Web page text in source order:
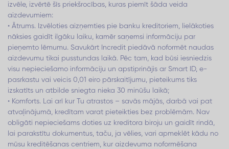
izvēle, izvērtē šīs priekšrocības, kuras piemīt šāda veida
aizdevumiem:
• Ātrums. Izvēloties aizņemties pie banku kreditoriem, lielākoties
nāksies gaidīt ilgāku laiku, kamēr saņemsi informāciju par
pieņemto lēmumu. Savukārt Incredit piedāvā noformēt naudas
aizdevumu tikai pusstundas laikā. Pēc tam, kad būsi iesniedzis
visu nepieciešamo informāciju un apstiprinājis ar Smart ID, e-
pasrkastu vai veicis 0,01 eiro pārskaitījumu, pieteikums tiks
izskatīts un atbilde sniegta nieka 30 minūšu laikā;
• Komforts. Lai arī kur Tu atrastos – savās mājās, darbā vai pat
atvaļinājumā, kredītam varat pieteikties bez problēmām. Nav
obligāti nepieciešams doties uz kreditora biroju un gaidīt rindā,
lai parakstītu dokumentus, taču, ja vēlies, vari apmeklēt kādu no
mūsu kreditēšanas centriem, kur aizdevuma noformēšana